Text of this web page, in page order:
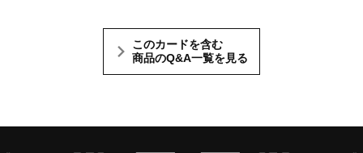
このカードを含む
商品のQ&A一覧を見る